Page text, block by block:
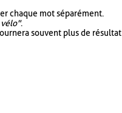
chaque mot séparément.
vélo".
souvent plus de résultat